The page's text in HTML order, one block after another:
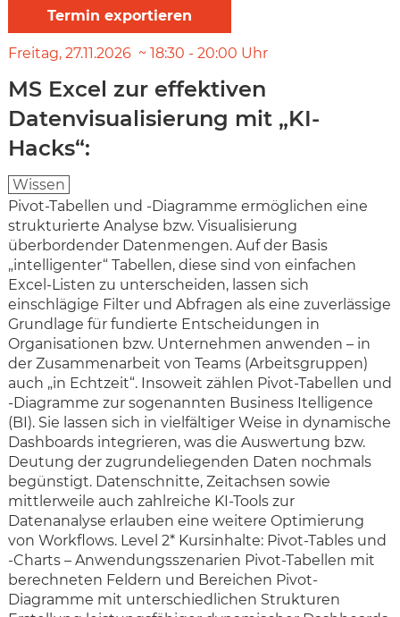
Freitag 27.11.2026 18:30 - 20:00 Uhr
MS Excel zur effektiven
Datenvisualisierung mit „KI-
Hacks“:
Wissen
Pivot-Tabellen und -Diagramme ermöglichen eine
strukturierte Analyse bzw. Visualisierung
überbordender Datenmengen. Auf der Basis
„intelligenter“ Tabellen, diese sind von einfachen
Excel-Listen zu unterscheiden, lassen sich
einschlägige Filter und Abfragen als eine zuverlässige
Grundlage für fundierte Entscheidungen in
Organisationen bzw. Unternehmen anwenden – in
der Zusammenarbeit von Teams (Arbeitsgruppen)
auch „in Echtzeit“. Insoweit zählen Pivot-Tabellen und
-Diagramme zur sogenannten Business Itelligence
(BI). Sie lassen sich in vielfältiger Weise in dynamische
Dashboards integrieren, was die Auswertung bzw.
Deutung der zugrundeliegenden Daten nochmals
begünstigt. Datenschnitte, Zeitachsen sowie
mittlerweile auch zahlreiche KI-Tools zur
Datenanalyse erlauben eine weitere Optimierung
von Workflows. Level 2* Kursinhalte: Pivot-Tables und
-Charts – Anwendungsszenarien Pivot-Tabellen mit
berechneten Feldern und Bereichen Pivot-
Diagramme mit unterschiedlichen Strukturen